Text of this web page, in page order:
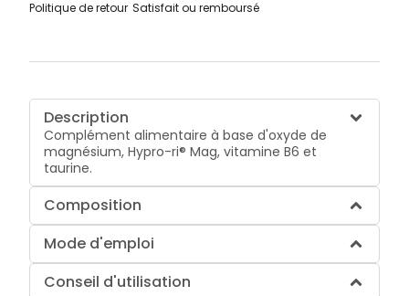
Politique de retour Satisfait ou remboursé
Description
Complément alimentaire à base d'oxyde de
magnésium, Hypro-ri® Mag, vitamine B6 et
taurine.
Composition
Mode d'emploi
Conseil d'utilisation